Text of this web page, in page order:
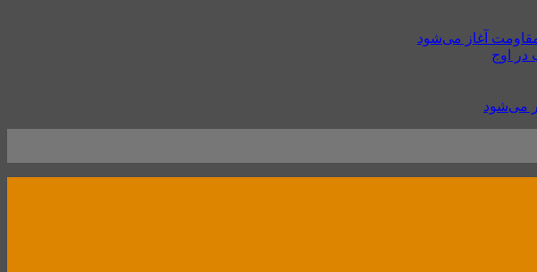
آغاز می‌شود
در اوج
می‌شود